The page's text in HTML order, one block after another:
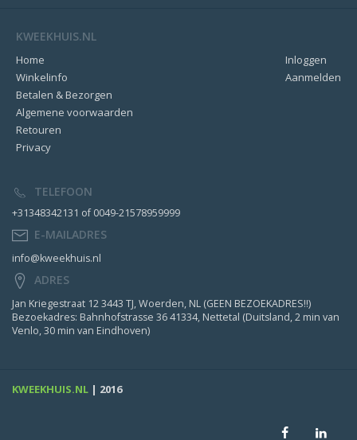
KWEEKHUIS.NL
Inloggen
Aanmelden
Home
Winkelinfo
Betalen & Bezorgen
Algemene voorwaarden
Retouren
Privacy
TELEFOON
+31348342131 of 0049-21578959999
E-MAILADRES
info@kweekhuis.nl
ADRES
Jan Kriegestraat 12 3443 TJ, Woerden, NL (GEEN BEZOEKADRES!!)
Bezoekadres: Bahnhofstrasse 36 41334, Nettetal (Duitsland, 2 min van
Venlo, 30 min van Eindhoven)
KWEEKHUIS.NL | 2016